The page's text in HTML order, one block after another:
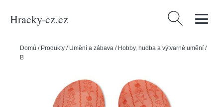
Hracky-cz.cz Vyhledávání
Domů / Produkty / Umění a zábava / Hobby, hudba a výtvarné umění /
Boty do vody Coastal Charm vel. 25 - 26